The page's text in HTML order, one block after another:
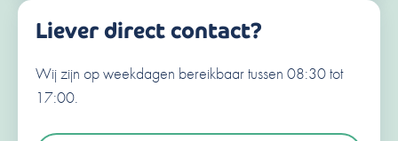
m
e
r
n
a
Je telefoonnummer(Vereist)
e
Liever direct contact?
Wij zijn op weekdagen bereikbaar tussen 08:30 tot
17:00.